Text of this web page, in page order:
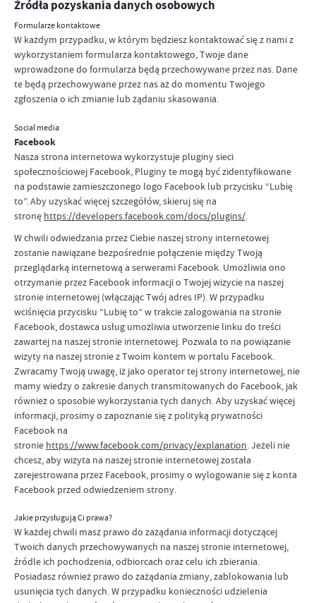
Źródła pozyskania danych osobowych
Formularze kontaktowe
W każdym przypadku, w którym będziesz kontaktować się z nami z
wykorzystaniem formularza kontaktowego, Twoje dane
wprowadzone do formularza będą przechowywane przez nas. Dane
te będą przechowywane przez nas aż do momentu Twojego
zgłoszenia o ich zmianie lub żądaniu skasowania.
Social media
Facebook
Nasza strona internetowa wykorzystuje pluginy sieci
społecznościowej Facebook, Pluginy te mogą być zidentyfikowane
na podstawie zamieszczonego logo Facebook lub przycisku “Lubię
to”. Aby uzyskać więcej szczegółów, skieruj się na
stronę https://developers.facebook.com/docs/plugins/.
W chwili odwiedzania przez Ciebie naszej strony internetowej
zostanie nawiązane bezpośrednie połączenie między Twoją
przeglądarką internetową a serwerami Facebook. Umożliwia ono
otrzymanie przez Facebook informacji o Twojej wizycie na naszej
stronie internetowej (włączając Twój adres IP). W przypadku
wciśnięcia przycisku “Lubię to” w trakcie zalogowania na stronie
Facebook, dostawca usług umożliwia utworzenie linku do treści
zawartej na naszej stronie internetowej. Pozwala to na powiązanie
wizyty na naszej stronie z Twoim kontem w portalu Facebook.
Zwracamy Twoją uwagę, iż jako operator tej strony internetowej, nie
mamy wiedzy o zakresie danych transmitowanych do Facebook, jak
również o sposobie wykorzystania tych danych. Aby uzyskać więcej
informacji, prosimy o zapoznanie się z polityką prywatności
Facebook na
stronie https://www.facebook.com/privacy/explanation. Jeżeli nie
chcesz, aby wizyta na naszej stronie internetowej została
zarejestrowana przez Facebook, prosimy o wylogowanie się z konta
Facebook przed odwiedzeniem strony.
Jakie przysługują Ci prawa?
W każdej chwili masz prawo do zażądania informacji dotyczącej
Twoich danych przechowywanych na naszej stronie internetowej,
źródle ich pochodzenia, odbiorcach oraz celu ich zbierania.
Posiadasz również prawo do zażądania zmiany, zablokowania lub
usunięcia tych danych. W przypadku konieczności udzielenia